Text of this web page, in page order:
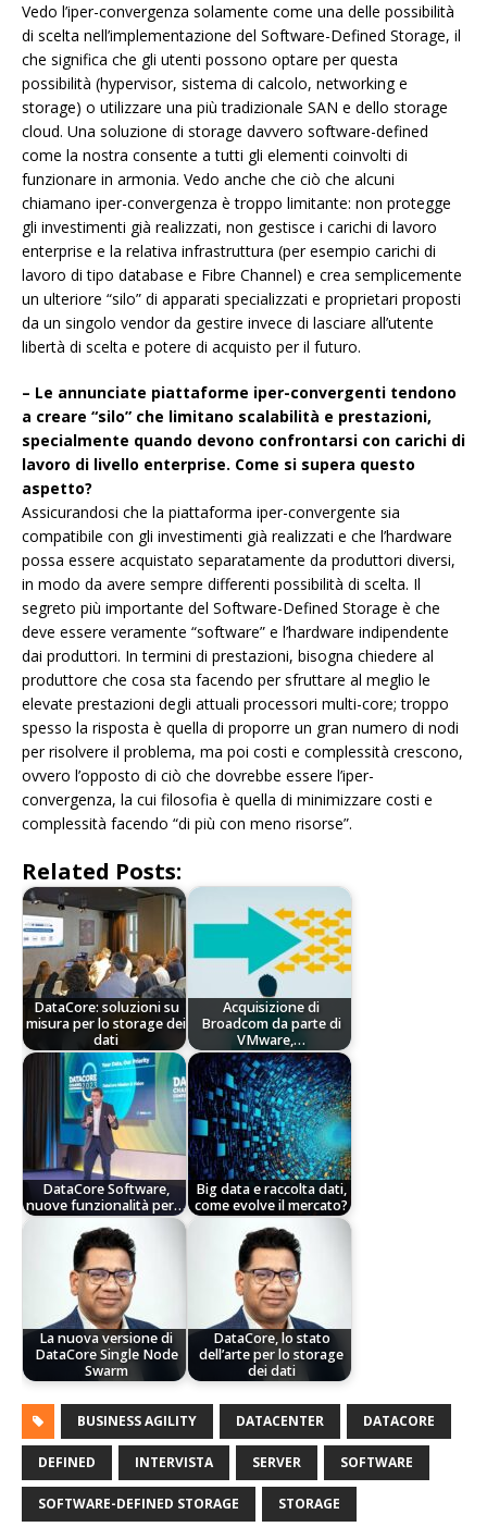
Vedo l’iper-convergenza solamente come una delle possibilità
di scelta nell’implementazione del Software-Defined Storage, il
che significa che gli utenti possono optare per questa
possibilità (hypervisor, sistema di calcolo, networking e
storage) o utilizzare una più tradizionale SAN e dello storage
cloud. Una soluzione di storage davvero software-defined
come la nostra consente a tutti gli elementi coinvolti di
funzionare in armonia. Vedo anche che ciò che alcuni
chiamano iper-convergenza è troppo limitante: non protegge
gli investimenti già realizzati, non gestisce i carichi di lavoro
enterprise e la relativa infrastruttura (per esempio carichi di
lavoro di tipo database e Fibre Channel) e crea semplicemente
un ulteriore “silo” di apparati specializzati e proprietari proposti
da un singolo vendor da gestire invece di lasciare all’utente
libertà di scelta e potere di acquisto per il futuro.
– Le annunciate piattaforme iper-convergenti tendono
a creare “silo” che limitano scalabilità e prestazioni,
specialmente quando devono confrontarsi con carichi di
lavoro di livello enterprise. Come si supera questo
aspetto?
Assicurandosi che la piattaforma iper-convergente sia
compatibile con gli investimenti già realizzati e che l’hardware
possa essere acquistato separatamente da produttori diversi,
in modo da avere sempre differenti possibilità di scelta. Il
segreto più importante del Software-Defined Storage è che
deve essere veramente “software” e l’hardware indipendente
dai produttori. In termini di prestazioni, bisogna chiedere al
produttore che cosa sta facendo per sfruttare al meglio le
elevate prestazioni degli attuali processori multi-core; troppo
spesso la risposta è quella di proporre un gran numero di nodi
per risolvere il problema, ma poi costi e complessità crescono,
ovvero l’opposto di ciò che dovrebbe essere l’iper-
convergenza, la cui filosofia è quella di minimizzare costi e
complessità facendo “di più con meno risorse”.
Related Posts:
DataCore: soluzioni su
misura per lo storage dei
dati
Acquisizione di
Broadcom da parte di
VMware,…
DataCore Software,
nuove funzionalità per…
Big data e raccolta dati,
come evolve il mercato?
La nuova versione di
DataCore Single Node
Swarm
DataCore, lo stato
dell’arte per lo storage
dei dati
BUSINESS AGILITY DATACENTER DATACORE
DEFINED INTERVISTA SERVER SOFTWARE
SOFTWARE-DEFINED STORAGE STORAGE